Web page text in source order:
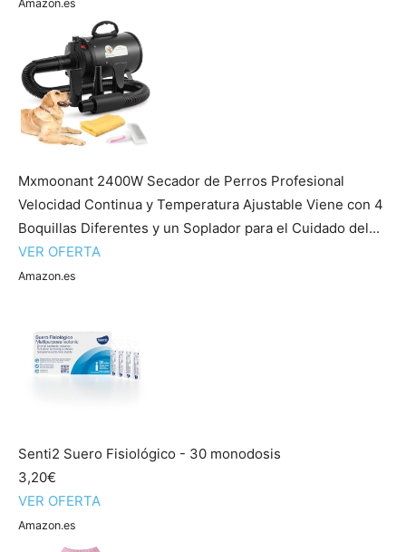
Amazon.es
Mxmoonant 2400W Secador de Perros Profesional
Velocidad Continua y Temperatura Ajustable Viene con 4
Boquillas Diferentes y un Soplador para el Cuidado del...
VER OFERTA
Amazon.es
Senti2 Suero Fisiológico - 30 monodosis
3,20€
VER OFERTA
Amazon.es